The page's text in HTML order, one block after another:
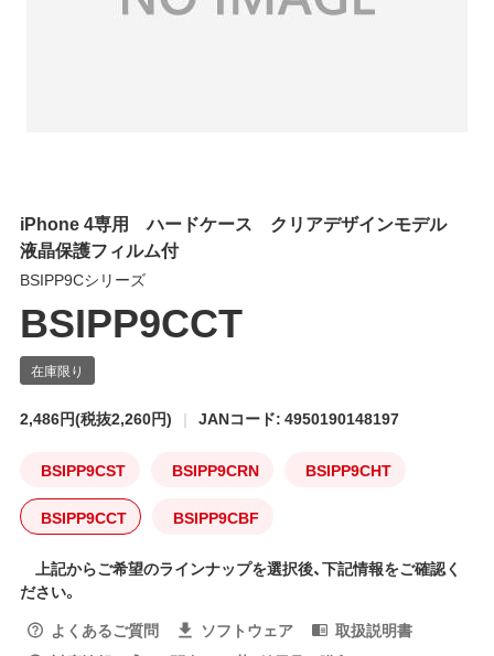
iPhone 4専用 ハードケース クリアデザインモデル
液晶保護フィルム付
BSIPP9Cシリーズ
BSIPP9CCT
2,486円(税抜2,260円) JANコード: 4950190148197
BSIPP9CST BSIPP9CRN BSIPP9CHT
BSIPP9CCT BSIPP9CBF
上記からご希望のラインナップを選択後、下記情報をご確認く
ださい。
よくあるご質問
ソフトウェア
取扱説明書